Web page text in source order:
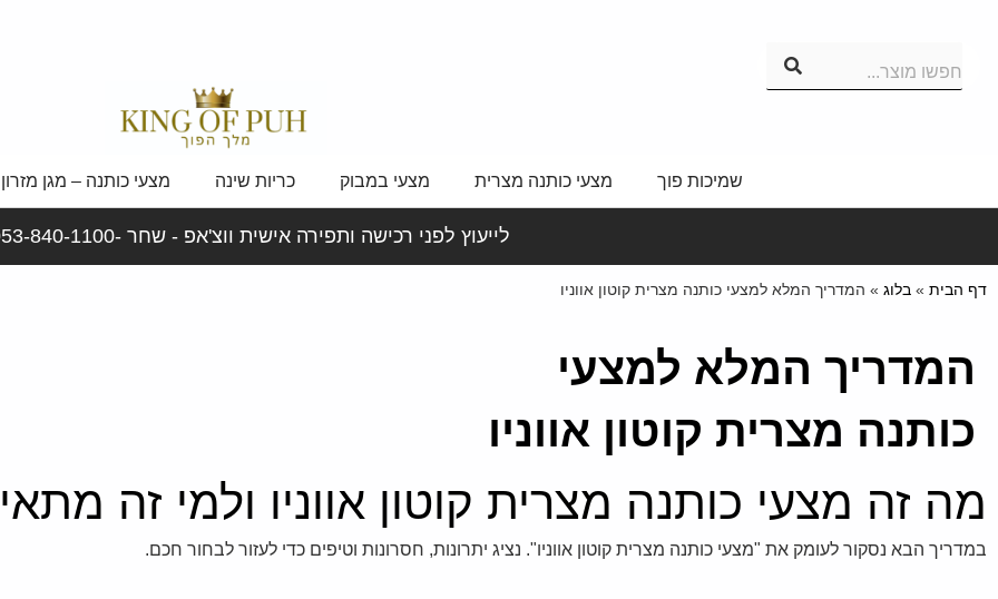
חפשו מוצר...
שמיכות פוך מצעי כותנה מצרית מצעי במבוק כריות שינה מצעי כותנה – מגן מזרון
לייעוץ לפני רכישה ותפירה אישית ווצ'אפ - שחר -053-840-1100
דף הבית » בלוג » המדריך המלא למצעי כותנה מצרית קוטון אווניו
המדריך המלא למצעי
כותנה מצרית קוטון אווניו
מה זה מצעי כותנה מצרית קוטון אווניו ולמי זה
במדריך הבא נסקור לעומק את "מצעי כותנה מצרית קוטון אווניו". נציג יתרונות, חסרונות וטיפים כדי לעזור לבחור חכם.